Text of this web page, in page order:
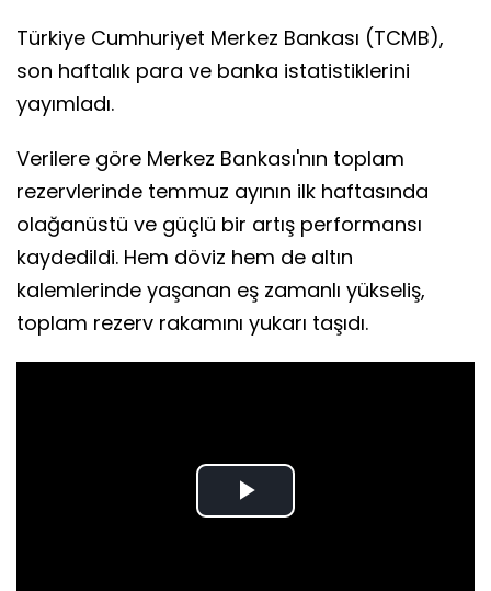
Türkiye Cumhuriyet Merkez Bankası (TCMB),
son haftalık para ve banka istatistiklerini
yayımladı.
Verilere göre Merkez Bankası'nın toplam
rezervlerinde temmuz ayının ilk haftasında
olağanüstü ve güçlü bir artış performansı
kaydedildi. Hem döviz hem de altın
kalemlerinde yaşanan eş zamanlı yükseliş,
toplam rezerv rakamını yukarı taşıdı.
Play